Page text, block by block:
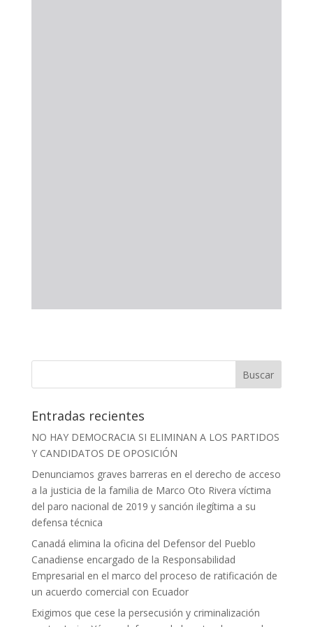
Entradas recientes
NO HAY DEMOCRACIA SI ELIMINAN A LOS PARTIDOS
Y CANDIDATOS DE OPOSICIÓN
Denunciamos graves barreras en el derecho de acceso
a la justicia de la familia de Marco Oto Rivera víctima
del paro nacional de 2019 y sanción ilegítima a su
defensa técnica
Canadá elimina la oficina del Defensor del Pueblo
Canadiense encargado de la Responsabilidad
Empresarial en el marco del proceso de ratificación de
un acuerdo comercial con Ecuador
Exigimos que cese la persecusión y criminalización